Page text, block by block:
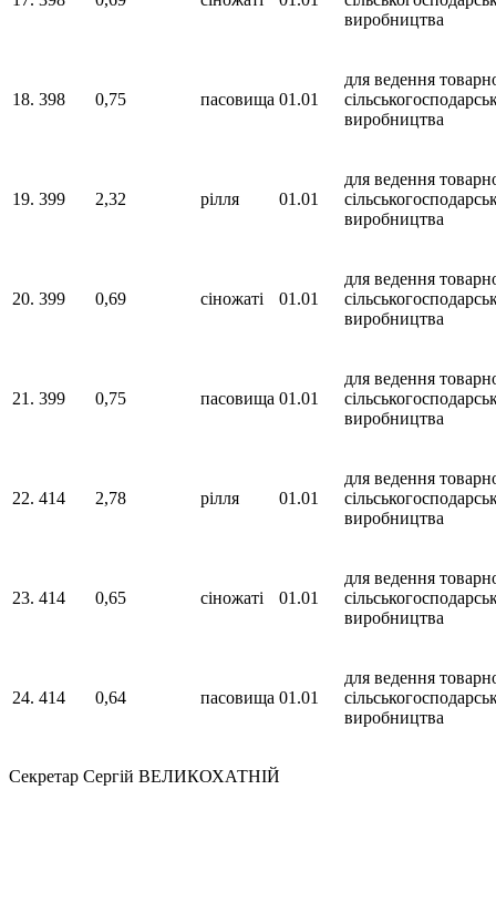
виробництва
18. 398 0,75 пасовища 01.01
для ведення
виробництва
19. 399 2,32 рілля 01.01
для ведення
виробництва
20. 399 0,69 сіножаті 01.01
для ведення
виробництва
21. 399 0,75 пасовища 01.01
для ведення
виробництва
22. 414 2,78 рілля 01.01
для ведення
виробництва
23. 414 0,65 сіножаті 01.01
для ведення
виробництва
24. 414 0,64 пасовища 01.01
для ведення
виробництва
Секретар Сергій ВЕЛИКОХАТНІЙ